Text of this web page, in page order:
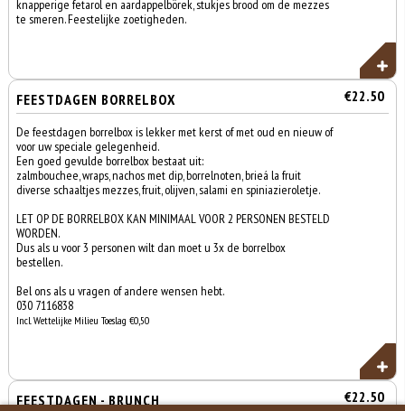
knapperige fetarol en aardappelbörek, stukjes brood om de mezzes
te smeren. Feestelijke zoetigheden.
FEESTDAGEN BORRELBOX €22.50
De feestdagen borrelbox is lekker met kerst of met oud en nieuw of
voor uw speciale gelegenheid.
Een goed gevulde borrelbox bestaat uit:
zalmbouchee, wraps, nachos met dip, borrelnoten, brieá la fruit
diverse schaaltjes mezzes, fruit, olijven, salami en spiniazieroletje.
LET OP DE BORRELBOX KAN MINIMAAL VOOR 2 PERSONEN BESTELD
WORDEN.
Dus als u voor 3 personen wilt dan moet u 3x de borrelbox
bestellen.
Bel ons als u vragen of andere wensen hebt.
030 7116838
Incl. Wettelijke Milieu Toeslag €0,50
FEESTDAGEN - BRUNCH €22.50